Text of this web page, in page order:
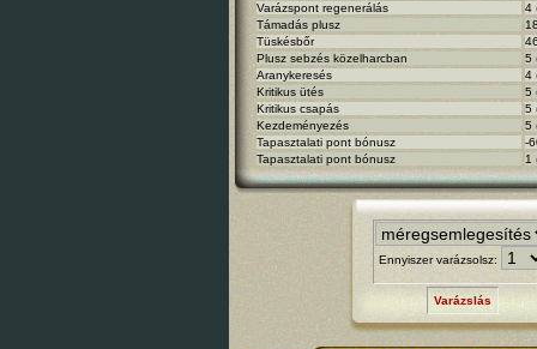
Varázspont regenerálás
4
Támadás plusz
Tüskésbőr
Plusz sebzés közelharcban
5
Aranykeresés
4
Kritikus ütés
5
Kritikus csapás
5
Kezdeményezés
5
Tapasztalati pont bónusz
-
Tapasztalati pont bónusz
1
Ennyiszer varázsolsz:
Varázslás